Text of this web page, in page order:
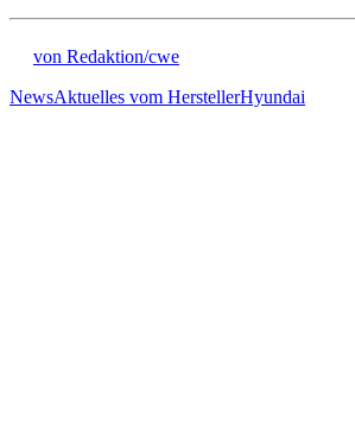
von Redaktion/cwe
NewsAktuelles vom HerstellerHyundai